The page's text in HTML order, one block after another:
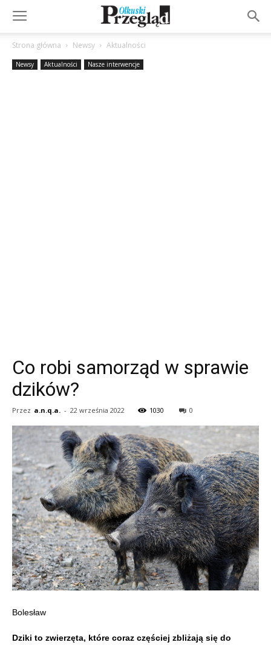
Strona główna Newsy Aktualności
Newsy Aktualności Nasze interwencje
Co robi samorząd w sprawie
dzików?
Przez a.n.q.a. - 22 września 2022 1030 0
Bolesław
Dziki to zwierzęta, które coraz częściej zbliżają się do